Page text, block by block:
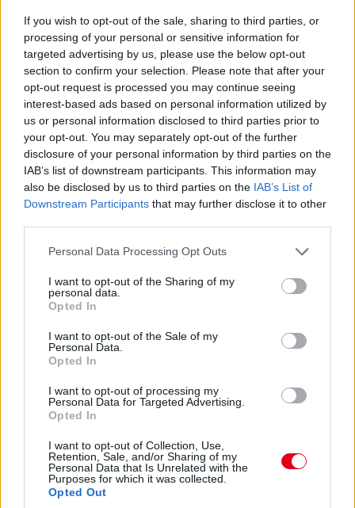
If you wish to opt-out of the sale, sharing to third parties, or
processing of your personal or sensitive information for
targeted advertising by us, please use the below opt-out
section to confirm your selection. Please note that after your
opt-out request is processed you may continue seeing
interest-based ads based on personal information utilized by
us or personal information disclosed to third parties prior to
your opt-out. You may separately opt-out of the further
disclosure of your personal information by third parties on the
IAB’s list of downstream participants. This information may
also be disclosed by us to third parties on the IAB’s List of
Downstream Participants that may further disclose it to other
Please note that this website/app uses one or more Google
not limited to your visit or usage behaviour. You may click to
grant or deny consent to Google and its third-party tags to
use your data for below specified purposes in below Google
consent section.
Personal Data Processing Opt Outs
I want to opt-out of the Sharing of my
personal data.
Opted In
I want to opt-out of the Sale of my
Personal Data.
Opted In
I want to opt-out of processing my
Personal Data for Targeted Advertising.
Opted In
I want to opt-out of Collection, Use,
Retention, Sale, and/or Sharing of my
Personal Data that Is Unrelated with the
Purposes for which it was collected.
Opted Out
hátránya Gaslyval szemben.
07:34
A 10. helyért is megy egy csata: Hadjar próbálná támadni az
utolsó pontszerző helyért Lindbladot.
07:32
Antonelli a 11. körben végre átrágta magát Norrison, feljött a
negyedik helyre. Nem szakadt le még túlzottan amúgy a 3-5.
helyezett az élkettősről: Leclerc 2,2 másodpercre csak
Russelltől. Szóval Antonelli esélyeit sem kell még teljesen leírni.
nyolc-kilenc tized a lemaradása. De a visszajátszásból kiderült,
hogy az az előzés is annak volt köszönhető, hogy a sikán előtt
a 130R-ből kijövet annyira visszalassultak már, hogy a jobb
töltöttség miatt kénytelen volt előzni a mercedeses - amire
aztán ráfaragott a következő egyenesben... Értjük már, miről
beszélnek Verstappenék?...
"Csata" az élen! Russell a sikán előtt megelőzi Piastrit,
aki azonban a célegyenesben visszaveszi tőle a
vezetést.